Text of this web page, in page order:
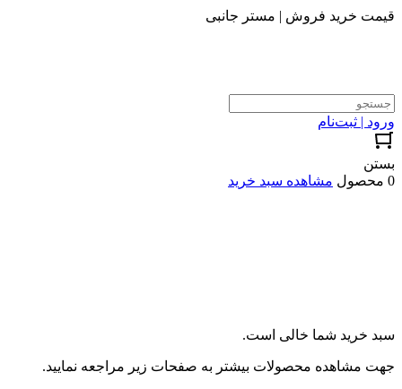
قیمت خرید فروش | مستر جانبی
ورود | ثبت‌نام
بستن
0 محصول
مشاهده سبد خرید
سبد خرید شما خالی است.
جهت مشاهده محصولات بیشتر به صفحات زیر مراجعه نمایید.